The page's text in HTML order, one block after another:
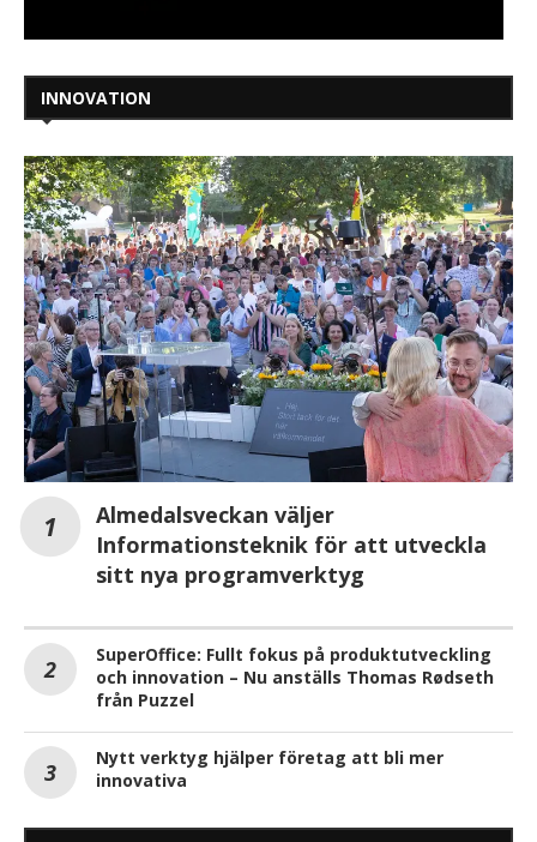
INNOVATION
Almedalsveckan väljer
Informationsteknik för att utveckla
sitt nya programverktyg
SuperOffice: Fullt fokus på produktutveckling
och innovation – Nu anställs Thomas Rødseth
från Puzzel
Nytt verktyg hjälper företag att bli mer
innovativa